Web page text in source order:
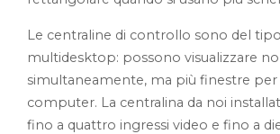
Le centraline di controllo sono del
multidesktop: possono visualizzare
simultaneamente, ma più finestre
computer. La centralina da noi
fino a quattro ingressi video e fino a